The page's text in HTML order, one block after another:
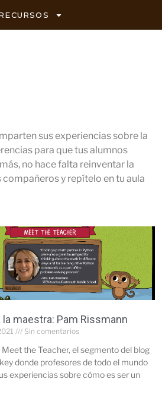
sus experiencias sobre la
para que tus alumnos
no hace falta reinventar la
y repítelo en tu aula
la maestra: Pam Rissmann
Sin comentarios
the Teacher, el segmento del blog
donde profesores de todo el mundo
experiencias sobre cómo es ser un